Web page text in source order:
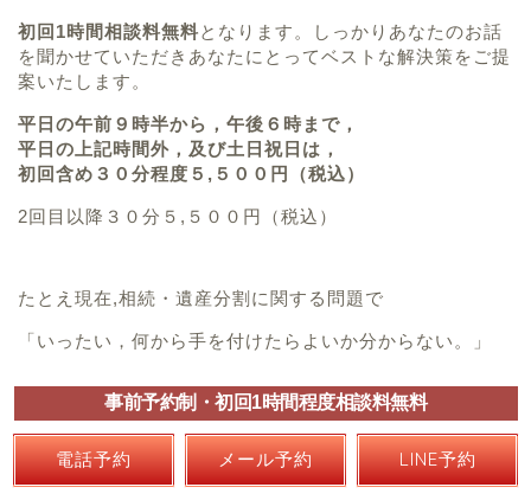
初回1時間相談料無料となります。しっかりあなたのお話
を聞かせていただきあなたにとってベストな解決策をご提
案いたします。
平日の午前９時半から，午後６時まで，
平日の上記時間外，及び土日祝日は，
初回含め３０分程度５,５００円（税込）
2回目以降３０分５,５００円（税込）
たとえ現在,相続・遺産分割に関する問題で
「いったい，何から手を付けたらよいか分からない。」
という，全く先の見えない状況でも大丈夫です。
弁護士はじめ弊所スタッフ一同，あなたの相続問題を「全
力でサポート」いたします。
事前予約制・初回1時間程度相談料無料
電話予約 メール予約 LINE予約